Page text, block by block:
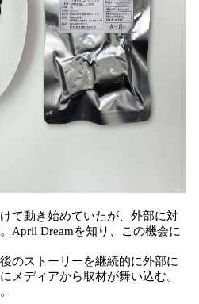
て動き始めていたが、外部に対
April Dreamを知り、この機会に
のストーリーを継続的に外部に
メディアから取材が舞い込む。